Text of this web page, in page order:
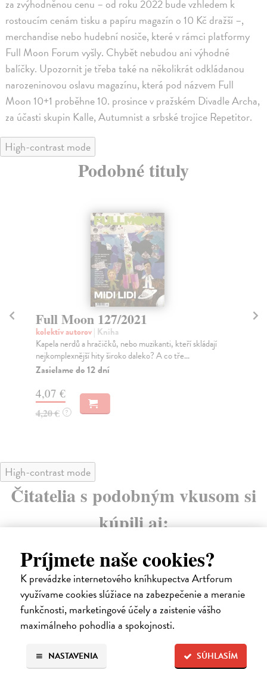
Príjmete naše cookies?
K prevádzke internetového kníhkupectva Artforum
využívame cookies slúžiace na zabezpečenie a meranie
funkčnosti, marketingové účely a zaistenie vášho
maximálneho pohodlia a spokojnosti.
SÚHLASÍM
NASTAVENIA
za zvýhodněnou cenu – od roku 2022 bude vzhledem k
rostoucím cenám tisku a papíru magazín o 10 Kč dražší –,
merchandise nebo hudební nosiče, které v rámci platformy
Full Moon Forum vyšly. Chybět nebudou ani výhodné
balíčky. Upozornit je třeba také na několikrát odkládanou
narozeninovou oslavu magazínu, která pod názvem Full
Moon 10+1 proběhne 10. prosince v pražském Divadle Archa,
za účasti skupin Kalle, Autumnist a srbské trojice Repetitor.
High-contrast mode
Podobné tituly
Full Moon 127/2021
kolektív autorov| Kniha
Kapela nerdů a hračičků, nebo muzikanti, kteří skládají
nejkomplexnější hity široko daleko? A co tře...
Zasielame do 12 dní
4,07 €
4,20 € ?
High-contrast mode
Čitatelia s podobným vkusom si
kúpili aj:
Full Moon 125/2021